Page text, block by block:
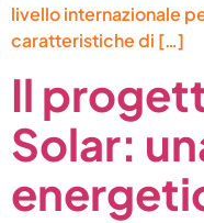
livello internazionale
caratteristiche di […]
Il
Solar: